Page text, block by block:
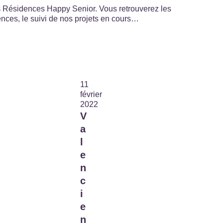
Happy Senior. Vous retrouverez les
le suivi de nos projets en cours…
11
février
2022
V
a
e
n
c
i
e
n